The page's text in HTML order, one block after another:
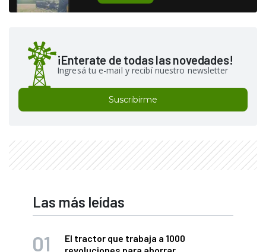
¡Enterate de todas las novedades!
Ingresá tu e-mail y recibí nuestro newsletter
Suscribirme
Las más leídas
El tractor que trabaja a 1000